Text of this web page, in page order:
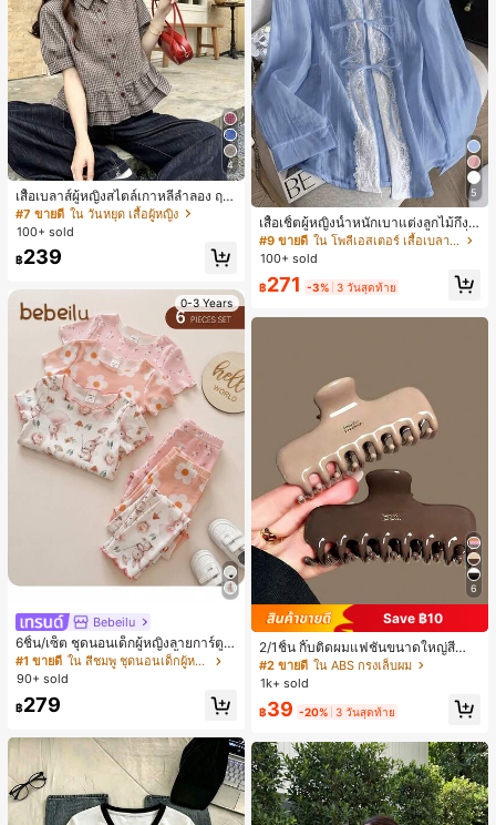
4
เสื้อเบลาส์ผู้หญิงสไตล์เกาหลีลำลอง ฤดู
ใบไม้ผลิ/ฤดูร้อนใหม่ ชายระบาย ชิคแล
ะหรูหรา
#7 ขายดี ใน วันหยุด เสื้อผู้หญิง
100+ sold
฿239
0-3 Years
Bebeilu
6ชิ้น/เซ็ต ชุดนอนเด็กผู้หญิงลายการ์ตูน
หมีและดอกไม้ คอกลม แขนสั้น กางเกง
ขาสั้น ขอบระบาย สวมใส่สบาย
#1 ขายดี
ใน สีชมพู ชุดนอนเด็กผู้หญิง
90+ sold
฿279
5
เสื้อเชิ้ตผู้หญิงน้ำหนักเบาแต่งลูกไม้กึ่งโ
ปร่งใสแบบเลเยอร์ รุ่นดีไซน์เนอร์แฟชั่น
เหมาะสำหรับฤดูใบไม้ผลิ ฤดูร้อน และฤ
ล์โบโฮชิค
#9 ขายดี
ใน โพลีเอสเตอร์ เสื้อเบลาส์ผู้หญิง
100+ sold
฿271 -3% 3 วันสุดท้าย
6
Save ฿10
2/1ชิ้น กิ๊บติดผมแฟชั่นขนาดใหญ่สีน้ำ
ตาลชานมสำหรับผู้หญิง เหมาะสำหรับก
ารอาบน้ำ ล้างหน้า และจัดแต่งทรงผม
#2 ขายดี ใน ABS กรงเล็บผม
1k+ sold
฿39 -20% 3 วันสุดท้าย